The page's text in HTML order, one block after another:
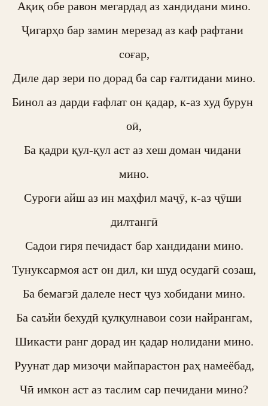
Ақиқ обе равон мегардад аз хандидани мино.
Ҷигарҳо бар замин мерезад аз каф рафтани
соғар,
Диле дар зери по дорад ба сар ғалтидани мино.
Бинол аз дарди ғафлат он қадар, к-аз худ бурун
оӣ,
Ба қадри қул-қул аст аз хеш доман чидани
мино.
Суроғи айш аз ин маҳфил маҷӯ, к-аз ҷӯши
дилтангӣ
Садои гиря печидаст бар хандидани мино.
Тунуксармоя аст он дил, ки шуд осудагӣ созаш,
Ба бемағзӣ далеле нест ҷуз хобидани мино.
Ба саъйи бехудӣ қулқулнавои сози найрангам,
Шикасти ранг дорад ин қадар нолидани мино.
Руунат дар мизоҷи майпарастон раҳ намеёбад,
Чӣ имкон аст аз таслим сар печидани мино?